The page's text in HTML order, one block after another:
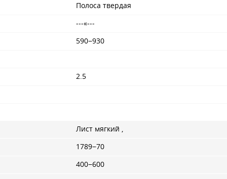
Полоса твердая
---«---
590−930
2.5
Лист мягкий ,
1789−70
400−600